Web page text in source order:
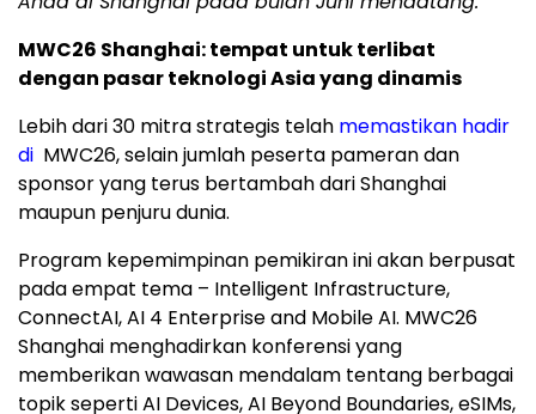
MWC26 Shanghai: tempat untuk terlibat
dengan pasar teknologi Asia yang dinamis
Lebih dari 30 mitra strategis telah memastikan hadir
di MWC26, selain jumlah peserta pameran dan
sponsor yang terus bertambah dari Shanghai
maupun penjuru dunia.
Program kepemimpinan pemikiran ini akan berpusat
pada empat tema – Intelligent Infrastructure,
ConnectAI, AI 4 Enterprise and Mobile AI. MWC26
Shanghai menghadirkan konferensi yang
memberikan wawasan mendalam tentang berbagai
topik seperti AI Devices, AI Beyond Boundaries, eSIMs,